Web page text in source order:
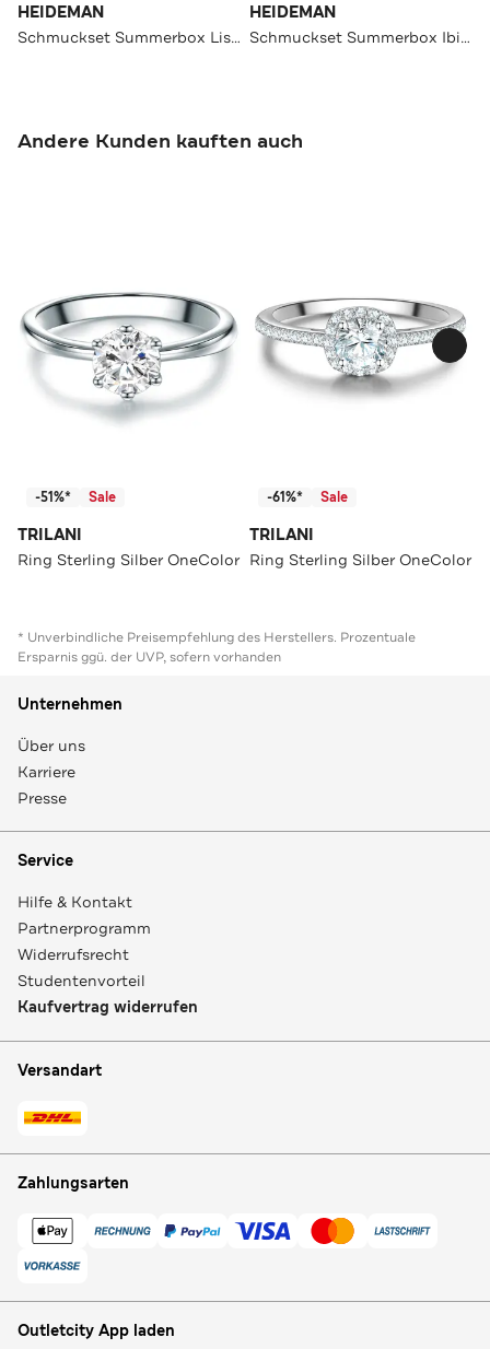
HEIDEMAN
Schmuckset Summerbox Lissabon silberfarben silberfarben poliert
HEIDEMAN
Schmuckset Summerbox Ibiza silberfarben silberfarben poliert
Andere Kunden kauften auch
-51%* Sale
TRILANI
Ring Sterling Silber OneColor
-61%* Sale
TRILANI
Ring Sterling Silber OneColor
* Unverbindliche Preisempfehlung des Herstellers. Prozentuale
Ersparnis ggü. der UVP, sofern vorhanden
Unternehmen
Über uns
Karriere
Presse
Service
Hilfe & Kontakt
Partnerprogramm
Widerrufsrecht
Studentenvorteil
Kaufvertrag widerrufen
Versandart
Zahlungsarten
Outletcity App laden